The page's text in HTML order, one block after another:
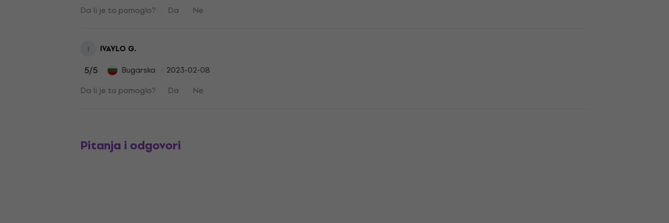
Da li je to pomoglo? Da Ne
I IVAYLO G.
5/5 Bugarska
2023-02-08
Da li je to pomoglo?
Da Ne
Pitanja i odgovori